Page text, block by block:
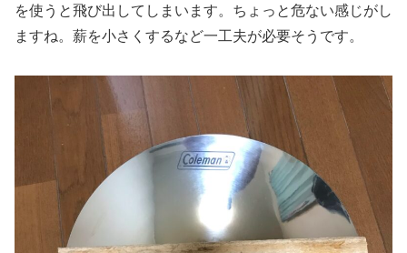
を使うと飛び出してしまいます。ちょっと危ない感じがし
ますね。薪を小さくするなど一工夫が必要そうです。